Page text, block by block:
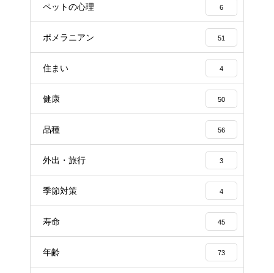
ペットの心理 6
ポメラニアン 51
住まい 4
健康 50
品種 56
外出・旅行 3
季節対策 4
寿命 45
年齢 73